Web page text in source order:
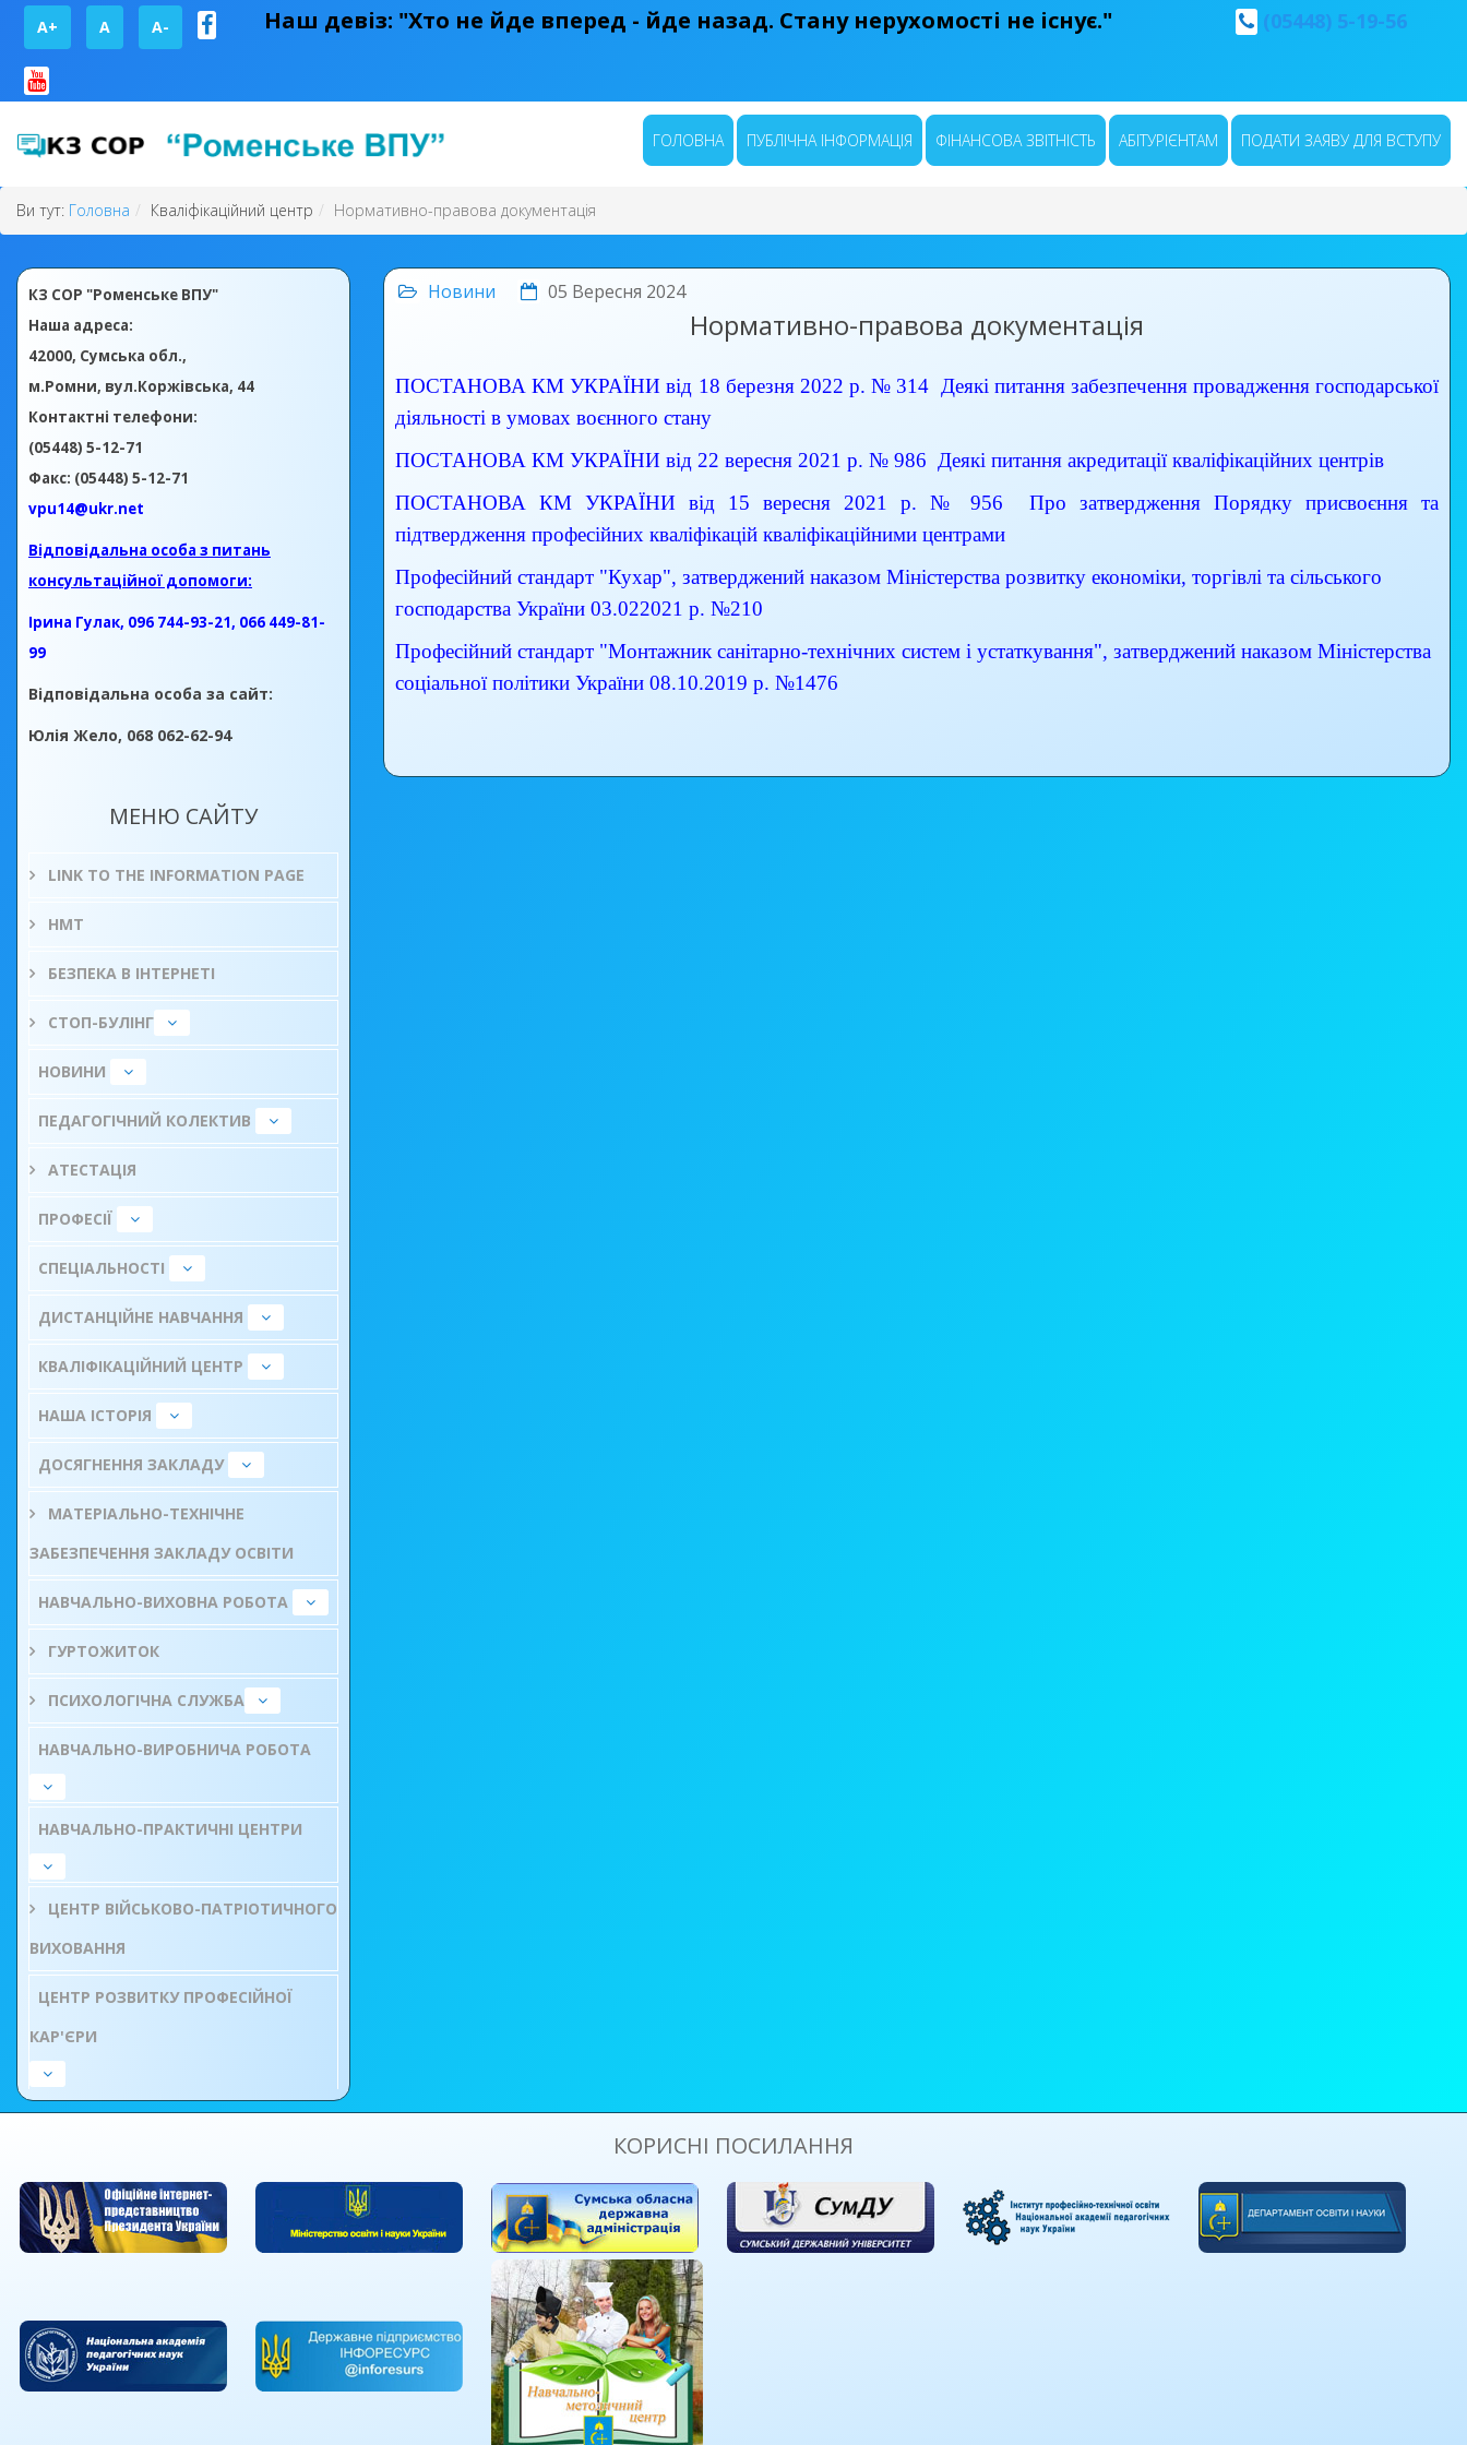
A+ А A- Наш девіз: "Хто не йде вперед - йде назад. Стану нерухомості не існує." (05448) 5-19-56
ГОЛОВНА ПУБЛІЧНА ІНФОРМАЦІЯ ФІНАНСОВА ЗВІТНІСТЬ АБІТУРІЄНТАМ ПОДАТИ ЗАЯВУ ДЛЯ ВСТУПУ
Ви тут: Головна Кваліфікаційний центр Нормативно-правова документація
КЗ СОР "Роменське ВПУ"
Наша адреса:
42000, Сумська обл.,
м.Ромни, вул.Коржівська, 44
Контактні телефони:
(05448) 5-12-71
Факс: (05448) 5-12-71
vpu14@ukr.net
Відповідальна особа з питань
консультаційної допомоги:
Ірина Гулак, 096 744-93-21, 066 449-81-
99
Відповідальна особа за сайт:
Юлія Жело, 068 062-62-94
МЕНЮ САЙТУ
LINK TO THE INFORMATION PAGE
НМТ
БЕЗПЕКА В ІНТЕРНЕТІ
СТОП-БУЛІНГ
НОВИНИ
ПЕДАГОГІЧНИЙ КОЛЕКТИВ
АТЕСТАЦІЯ
ПРОФЕСІЇ
СПЕЦІАЛЬНОСТІ
ДИСТАНЦІЙНЕ НАВЧАННЯ
КВАЛІФІКАЦІЙНИЙ ЦЕНТР
НАША ІСТОРІЯ
ДОСЯГНЕННЯ ЗАКЛАДУ
МАТЕРІАЛЬНО-ТЕХНІЧНЕ
ЗАБЕЗПЕЧЕННЯ ЗАКЛАДУ ОСВІТИ
НАВЧАЛЬНО-ВИХОВНА РОБОТА
ГУРТОЖИТОК
ПСИХОЛОГІЧНА СЛУЖБА
НАВЧАЛЬНО-ВИРОБНИЧА РОБОТА
НАВЧАЛЬНО-ПРАКТИЧНІ ЦЕНТРИ
ЦЕНТР ВІЙСЬКОВО-ПАТРІОТИЧНОГО
ВИХОВАННЯ
ЦЕНТР РОЗВИТКУ ПРОФЕСІЙНОЇ
КАР'ЄРИ
Новини 05 Вересня 2024
Нормативно-правова документація
ПОСТАНОВА КМ УКРАЇНИ від 18 березня 2022 р. № 314 Деякі питання забезпечення провадження господарської
діяльності в умовах воєнного стану
ПОСТАНОВА КМ УКРАЇНИ від 22 вересня 2021 р. № 986 Деякі питання акредитації кваліфікаційних центрів
ПОСТАНОВА КМ УКРАЇНИ від 15 вересня 2021 р. № 956 Про затвердження Порядку присвоєння та
підтвердження професійних кваліфікацій кваліфікаційними центрами
Професійний стандарт "Кухар", затверджений наказом Міністерства розвитку економіки, торгівлі та сільського
господарства України 03.022021 р. №210
Професійний стандарт "Монтажник санітарно-технічних систем і устаткування", затверджений наказом Міністерства
соціальної політики України 08.10.2019 р. №1476
КОРИСНІ ПОСИЛАННЯ